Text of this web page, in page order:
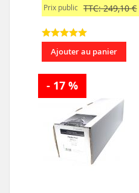
Prix public TTC: 249,10 €
Ajouter au panier
- 17 %